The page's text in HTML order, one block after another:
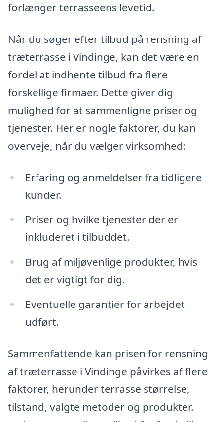
forlænger terrasseens levetid.
Når du søger efter tilbud på rensning af
træterrasse i Vindinge, kan det være en
fordel at indhente tilbud fra flere
forskellige firmaer. Dette giver dig
mulighed for at sammenligne priser og
tjenester. Her er nogle faktorer, du kan
overveje, når du vælger virksomhed:
Erfaring og anmeldelser fra tidligere
kunder.
Priser og hvilke tjenester der er
inkluderet i tilbuddet.
Brug af miljøvenlige produkter, hvis
det er vigtigt for dig.
Eventuelle garantier for arbejdet
udført.
Sammenfattende kan prisen for rensning
af træterrasse i Vindinge påvirkes af flere
faktorer, herunder terrasse størrelse,
tilstand, valgte metoder og produkter.